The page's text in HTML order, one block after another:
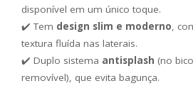
disponível em um único toque.
✔️ Tem design slim e moderno,
textura fluída nas laterais.
✔️ Duplo sistema antisplash (no
removível), que evita bagunça.